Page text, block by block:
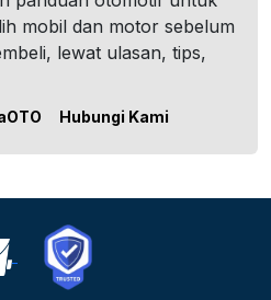
mobil dan motor sebelum
lewat ulasan, tips,
Hubungi Kami